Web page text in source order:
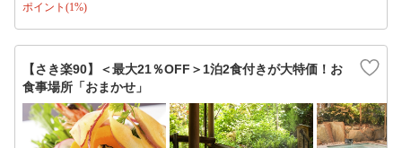
ポイント(1%)
【さき楽90】＜最大21％OFF＞1泊2食付きが大特価！お
食事場所「おまかせ」